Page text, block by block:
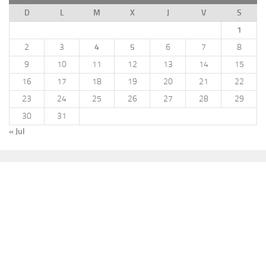
D
L M X J V
S
1
2
3 4 5 6 7
8
9
10 11 12 13 14
15
16
17 18 19 20 21
22
23
24 25 26 27 28
29
30
31
« Jul